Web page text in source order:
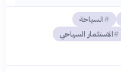
السياحة
الاستثمار السياحي